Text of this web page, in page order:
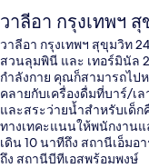
วาลีอา กรุงเทพฯ
วาลีอา กรุงเทพฯ สุขุมวิท
สวนลุมพินี และ เทอร์มินัล
กำลังกาย คุณก็สามารถไป
คลายกับเครื่องดื่มที่บาร์/เ
และสระว่ายน้ำสำหรับเด็
ทางเทคะแนนให้พนักงาน
เดิน 10 นาทีถึง สถานีเอ็ม
ถึง สถานีบีทีเอสพร้อมพงษ์